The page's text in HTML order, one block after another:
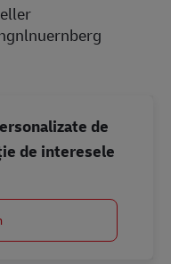
de
de interesele